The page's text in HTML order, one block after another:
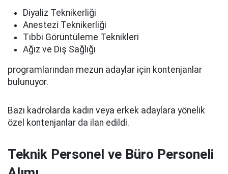
Diyaliz Teknikerliği
Anestezi Teknikerliği
Tıbbi Görüntüleme Teknikleri
Ağız ve Diş Sağlığı
programlarından mezun adaylar için kontenjanlar
bulunuyor.
Bazı kadrolarda kadın veya erkek adaylara yönelik
özel kontenjanlar da ilan edildi.
Teknik Personel ve Büro Personeli